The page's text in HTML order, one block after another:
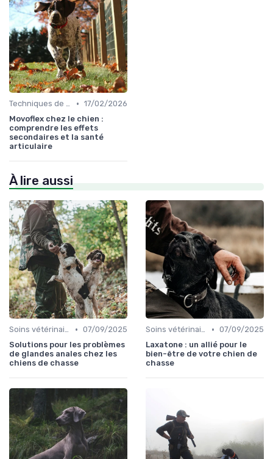
Techniques de base • 17/02/2026
Movoflex chez le chien :
comprendre les effets
secondaires et la santé
articulaire
À lire aussi
Soins vétérinaires pour chiens de chasse • 07/09/2025
Solutions pour les problèmes
de glandes anales chez les
chiens de chasse
Soins vétérinaires pour chiens de chasse • 07/09/2025
Laxatone : un allié pour le
bien-être de votre chien de
chasse